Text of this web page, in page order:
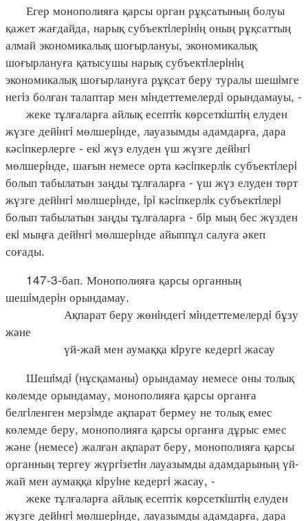
Егер монополияға қарсы орган рұқсатының болуы
қажет жағдайда, нарық субъектiлерiнiң оның рұқсаттың
алмай экономикалық шоғырлануы, экономикалық
шоғырлануға қатысушы нарық субъектiлерiнiң
экономикалық шоғырлануға рұқсат беру туралы шешiмге
негiз болған талаптар мен мiндеттемелердi орындамауы, -
жеке тұлғаларға айлық есептiк көрсеткiштiң елуден
жүзге дейiнгi мөлшерiнде, лауазымды адамдарға, дара
кәсiпкерлерге - екi жүз елуден үш жүзге дейiнгi
мөлшерiнде, шағын немесе орта кәсiпкерлiк субъектiлерi
болып табылатын заңды тұлғаларға - үш жүз елуден төрт
жүзге дейiнгi мөлшерiнде, iрi кәсiпкерлiк субъектiлерi
болып табылатын заңды тұлғаларға - бiр мың бес жүзден
екi мыңға дейiнгi мөлшерiнде айыппұл салуға әкеп
соғады.
147-3-бап. Монополияға қарсы органның
шешiмдерiн орындамау.
Ақпарат беру жөнiндегi мiндеттемелердi бұзу
және
үй-жай мен аумаққа кiруге кедергi жасау
Шешiмдi (нұсқаманы) орындамау немесе оны толық
көлемде орындамау, монополияға қарсы органға
белгiленген мерзiмде ақпарат бермеу не толық емес
көлемде беру, монополияға қарсы органға дұрыс емес
және (немесе) жалған ақпарат беру, монополияға қарсы
органның тергеу жүргiзетiн лауазымды адамдарының үй-
жай мен аумаққа кiруiне кедергi жасау, -
жеке тұлғаларға айлық есептік көрсеткiштiң елуден
жүзге дейiнгi мөлшерiнде, лауазымды адамдарға, дара